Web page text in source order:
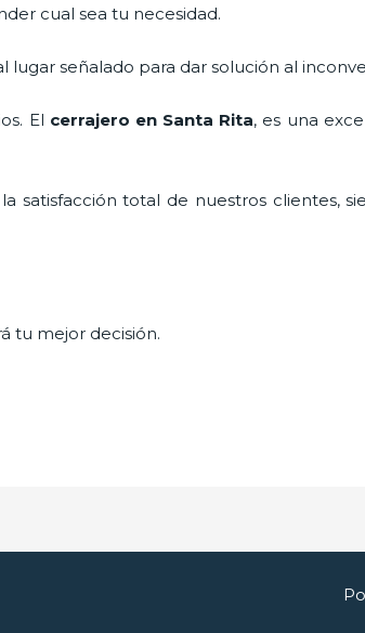
cual sea tu necesidad.
señalado para dar solución al
El cerrajero en Santa Rita, es una
satisfacción total de nuestros clientes,
tu mejor decisión.